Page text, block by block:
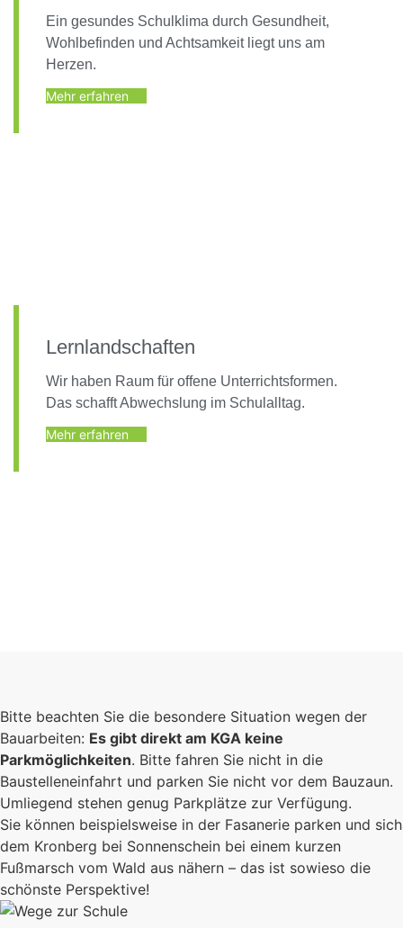
Ein gesundes Schulklima durch Gesundheit,
Wohlbefinden und Achtsamkeit liegt uns am
Herzen.
Mehr erfahren
Lernlandschaften
Wir haben Raum für offene Unterrichtsformen.
Das schafft Abwechslung im Schulalltag.
Mehr erfahren
Bitte beachten Sie die besondere Situation wegen der
Bauarbeiten: Es gibt direkt am KGA keine
Parkmöglichkeiten. Bitte fahren Sie nicht in die
Baustelleneinfahrt und parken Sie nicht vor dem Bauzaun.
Umliegend stehen genug Parkplätze zur Verfügung.
Sie können beispielsweise in der Fasanerie parken und sich
dem Kronberg bei Sonnenschein bei einem kurzen
Fußmarsch vom Wald aus nähern – das ist sowieso die
schönste Perspektive!